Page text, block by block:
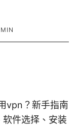
MIN
vpn？新手指南
件选择、安装